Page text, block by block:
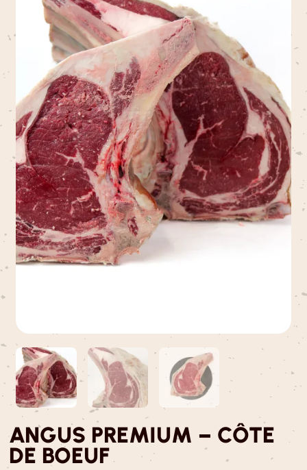
ANGUS PREMIUM – CÔTE
DE BOEUF